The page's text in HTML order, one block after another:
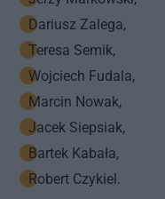
Dariusz Zalega,
Teresa Semik,
Wojciech Fudala,
Marcin Nowak,
Jacek Siepsiak,
Bartek Kabała,
Robert Czykiel.